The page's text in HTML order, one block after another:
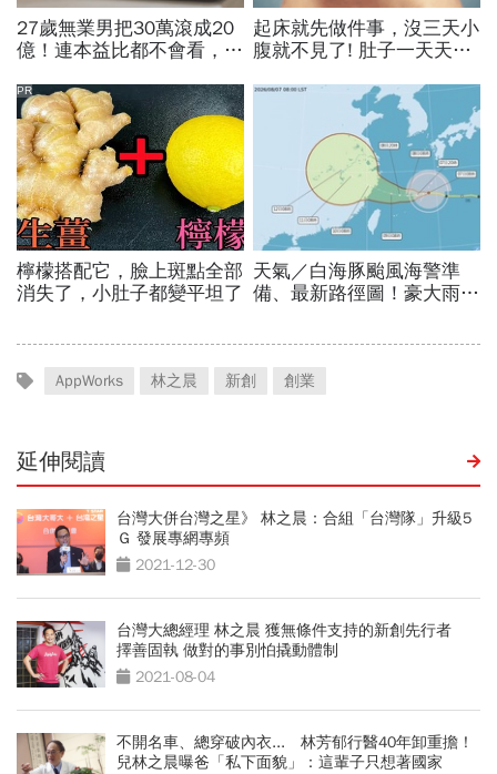
AppWorks 林之晨 新創 創業
延伸閱讀
台灣大併台灣之星》 林之晨：合組「台灣隊」升級5
Ｇ 發展專網專頻
2021-12-30
台灣大總經理 林之晨 獲無條件支持的新創先行者
擇善固執 做對的事別怕撬動體制
2021-08-04
不開名車、總穿破內衣... 林芳郁行醫40年卸重擔！
兒林之晨曝爸「私下面貌」：這輩子只想著國家